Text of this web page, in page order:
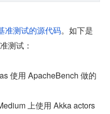
准测试的源代码。如下是
测试：
使用 ApacheBench 做的
上使用 Akka actors